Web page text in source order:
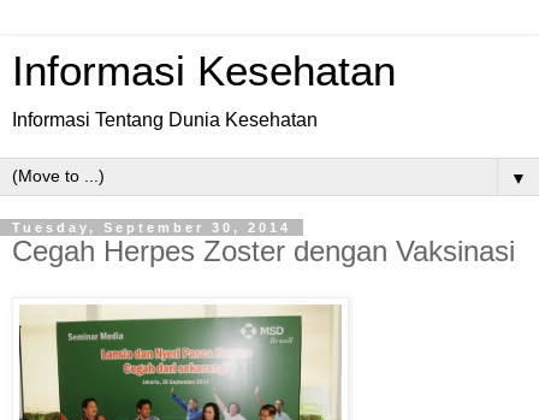
Informasi Kesehatan
Informasi Tentang Dunia Kesehatan
▼
Tuesday, September 30, 2014
Cegah Herpes Zoster dengan Vaksinasi